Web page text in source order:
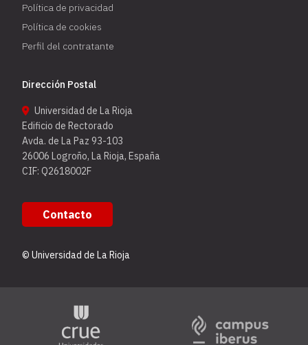
Política de privacidad
Política de cookies
Perfil del contratante
Dirección Postal
Universidad de La Rioja
Edificio de Rectorado
Avda. de La Paz 93-103
26006 Logroño, La Rioja, España
CIF: Q2618002F
Contacto
© Universidad de La Rioja